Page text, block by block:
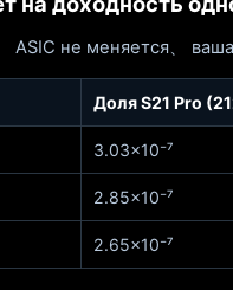
ASIC не меняется、
Доля S21 Pro
3.03×10⁻⁷
2.85×10⁻⁷
2.65×10⁻⁷